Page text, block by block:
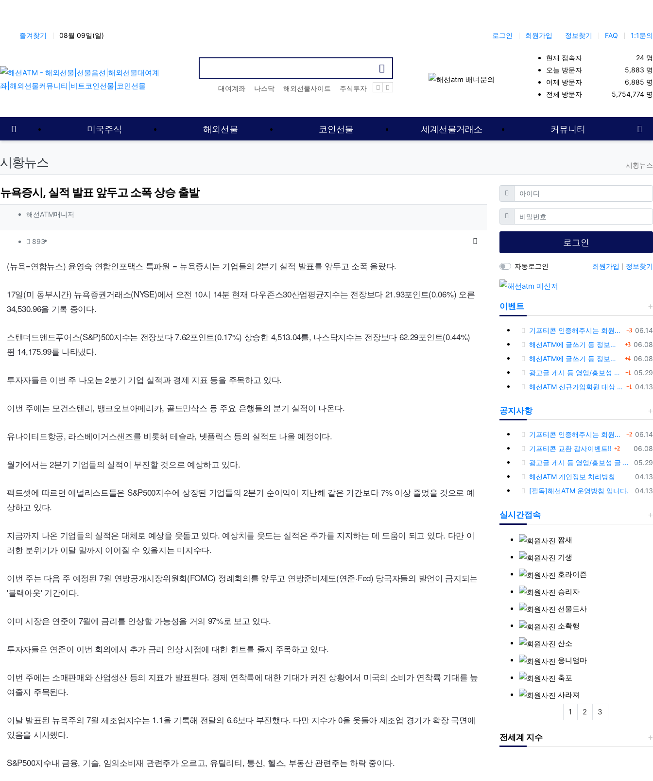
상단 네비
즐겨찾기 08월 09일(일) 로그인 회원가입 정보찾기 FAQ 1:1문의
인기검색어
대여계좌 나스닥 해외선물사이트 주식투자 대여업체 코인선물 해외선물커뮤니티
현재 접속자
24 명
오늘 방문자
5,883 명
어제 방문자
6,885 명
전체 방문자
5,754,774 명
메인 메뉴 미국주식 해외선물 코인선물 세계선물거래소 커뮤니티
홈으로
시황뉴스 시황뉴스
뉴욕증시, 실적 발표 앞두고 소폭 상승 출발
작성자 정보
해선ATM매니저
컨텐츠 정보
893조회
본문
(뉴욕=연합뉴스) 윤영숙 연합인포맥스 특파원 = 뉴욕증시는 기업들의 2분기 실적 발표를 앞두고 소폭 올랐다.
17일(미 동부시간) 뉴욕증권거래소(NYSE)에서 오전 10시 14분 현재 다우존스30산업평균지수는 전장보다 21.93포인트(0.06%) 오른
34,530.96을 기록 중이다.
스탠더드앤드푸어스(S&P)500지수는 전장보다 7.62포인트(0.17%) 상승한 4,513.04를, 나스닥지수는 전장보다 62.29포인트(0.44%)
뛴 14,175.99를 나타냈다.
투자자들은 이번 주 나오는 2분기 기업 실적과 경제 지표 등을 주목하고 있다.
이번 주에는 모건스탠리, 뱅크오브아메리카, 골드만삭스 등 주요 은행들의 분기 실적이 나온다.
유나이티드항공, 라스베이거스샌즈를 비롯해 테슬라, 넷플릭스 등의 실적도 나올 예정이다.
월가에서는 2분기 기업들의 실적이 부진할 것으로 예상하고 있다.
팩트셋에 따르면 애널리스트들은 S&P500지수에 상장된 기업들의 2분기 순이익이 지난해 같은 기간보다 7% 이상 줄었을 것으로 예
상하고 있다.
지금까지 나온 기업들의 실적은 대체로 예상을 웃돌고 있다. 예상치를 웃도는 실적은 주가를 지지하는 데 도움이 되고 있다. 다만 이
러한 분위기가 이달 말까지 이어질 수 있을지는 미지수다.
이번 주는 다음 주 예정된 7월 연방공개시장위원회(FOMC) 정례회의를 앞두고 연방준비제도(연준·Fed) 당국자들의 발언이 금지되는
'블랙아웃' 기간이다.
이미 시장은 연준이 7월에 금리를 인상할 가능성을 거의 97%로 보고 있다.
투자자들은 연준이 이번 회의에서 추가 금리 인상 시점에 대한 힌트를 줄지 주목하고 있다.
이번 주에는 소매판매와 산업생산 등의 지표가 발표된다. 경제 연착륙에 대한 기대가 커진 상황에서 미국의 소비가 연착륙 기대를 높
여줄지 주목된다.
이날 발표된 뉴욕주의 7월 제조업지수는 1.1을 기록해 전달의 6.6보다 부진했다. 다만 지수가 0을 웃돌아 제조업 경기가 확장 국면에
있음을 시사했다.
S&P500지수내 금융, 기술, 임의소비재 관련주가 오르고, 유틸리티, 통신, 헬스, 부동산 관련주는 하락 중이다.
아이디 필수
비밀번호필수
로그인
자동로그인 회원가입 정보찾기
이벤트
등록
06.14
기프티콘 인증해주시는 회원님께 추가 포인트 쏩니다!! 3댓글
등록일
06.08
해선ATM에 글쓰기 등 정보공유글 남기고 기프티콘 받자! 3댓글
등록일
06.08
해선ATM에 글쓰기 등 정보공유글 남기고 기프티콘 받자! 4댓글
등록
05.29
광고글 게시 등 영업/홍보성 글 삭제 및 제제대상입니다. 1 댓글
등록
04.13
해선ATM 신규가입회원 대상 이벤트 안내 1 댓글
공지사항
등록
06.14
기프티콘 인증해주시는 회원님께 추가 포인트 쏩니다!! 2댓글
등록일
06.08
기프티콘 교환 감사이벤트!! 2댓글
등록
05.29
광고글 게시 등 영업/홍보성 글 삭제 및 제제대상입니다.
등록
04.13
해선ATM 개인정보 처리방침
등록
04.13
[필독]해선ATM 운영방침 입니다.
실시간접속
짭새
기생
호라이즌
승리자
선물도사
소확행
산소
응니엄마
축포
사라져
1
2 3
전세계 지수